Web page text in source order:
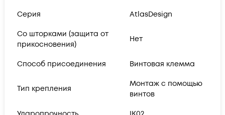
Серия AtlasDesign
Со шторками (защита от
прикосновения)
Нет
Способ присоединения Винтовая клемма
Тип крепления
Монтаж с помощью
винтов